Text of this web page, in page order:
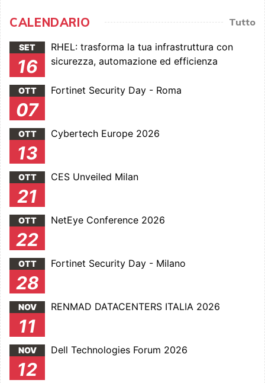
CALENDARIO Tutto
SET
16
RHEL: trasforma la tua infrastruttura con
sicurezza, automazione ed efficienza
OTT
07
Fortinet Security Day - Roma
OTT
13
Cybertech Europe 2026
OTT
21
CES Unveiled Milan
OTT
22
NetEye Conference 2026
OTT
28
Fortinet Security Day - Milano
NOV
11
RENMAD DATACENTERS ITALIA 2026
NOV
12
Dell Technologies Forum 2026